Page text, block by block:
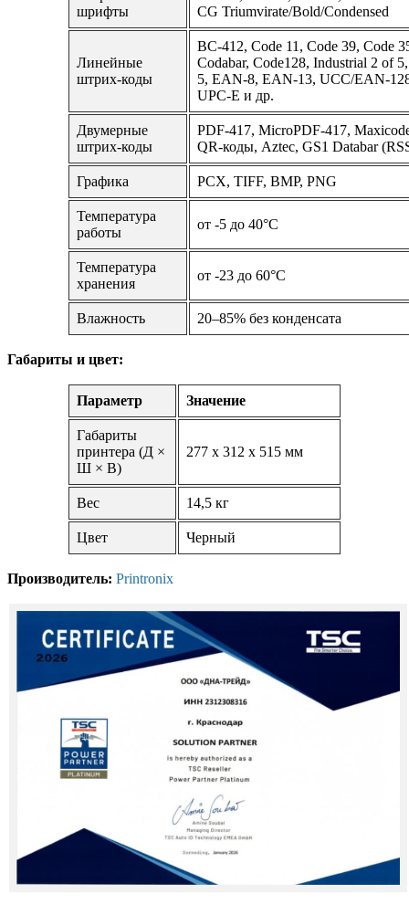
шрифты
CG Triumvirate/Bold/Condensed
Линейные
штрих-коды
BC-412, Code 11, Code 39, Code
Codabar, Code128, Industrial 2 of
5, EAN-8, EAN-13, UCC/EAN-
UPC-E и др.
Двумерные
штрих-коды
PDF-417, MicroPDF-417,
QR-коды, Aztec, GS1 Databar
Графика PCX, TIFF, BMP, PNG
Температура
работы
от -5 до 40°C
Температура
хранения
от -23 до 60°C
Влажность 20–85% без конденсата
Габариты и цвет:
Параметр Значение
Габариты
принтера (Д ×
Ш × В)
277 x 312 x 515 мм
Вес 14,5 кг
Цвет Черный
Производитель: Printronix